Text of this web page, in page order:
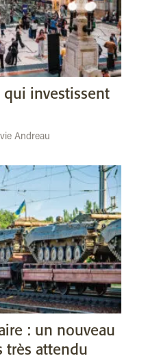
qui investissent
Andreau
: un nouveau
très attendu